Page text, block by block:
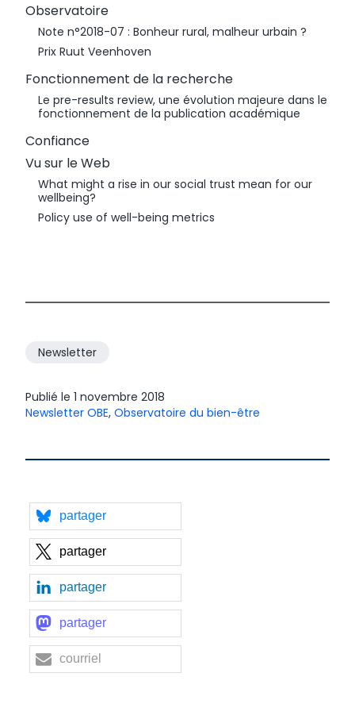
Observatoire
Note n°2018-07 : Bonheur rural, malheur urbain ?
Prix Ruut Veenhoven
Fonctionnement de la recherche
Le pre-results review, une évolution majeure dans le
fonctionnement de la publication académique
Confiance
Vu sur le Web
What might a rise in our social trust mean for our
wellbeing?
Policy use of well-being metrics
Newsletter
Publié le 1 novembre 2018
Newsletter OBE, Observatoire du bien-être
partager
partager
partager
partager
courriel